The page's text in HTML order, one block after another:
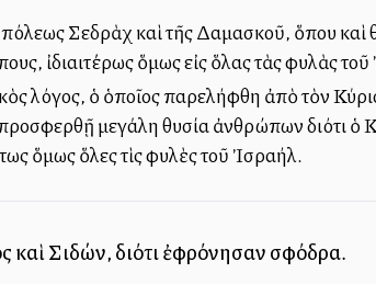
πόλεως Σεδρὰχ καὶ τῆς Δαμασκοῦ, ὅπου
ἰδιαιτέρως ὅμως εἰς ὅλας τὰς φυλὰς
λόγος, ὁ ὁποῖος παρελήφθη ἀπὸ τὸν
μεγάλη θυσία ἀνθρώπων διότι ὁ
ὅμως ὅλες τὶς φυλὲς τοῦ Ἰσραήλ.
καὶ Σιδών, διότι ἐφρόνησαν σφόδρα.